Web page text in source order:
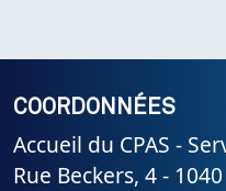
COORDONNÉES
Accueil du CPAS -
Rue Beckers, 4 -